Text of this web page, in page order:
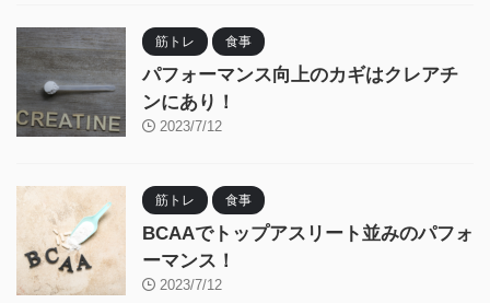
筋トレ 食事
パフォーマンス向上のカギはクレアチ
ンにあり！
2023/7/12
筋トレ 食事
BCAAでトップアスリート並みのパフォ
ーマンス！
2023/7/12